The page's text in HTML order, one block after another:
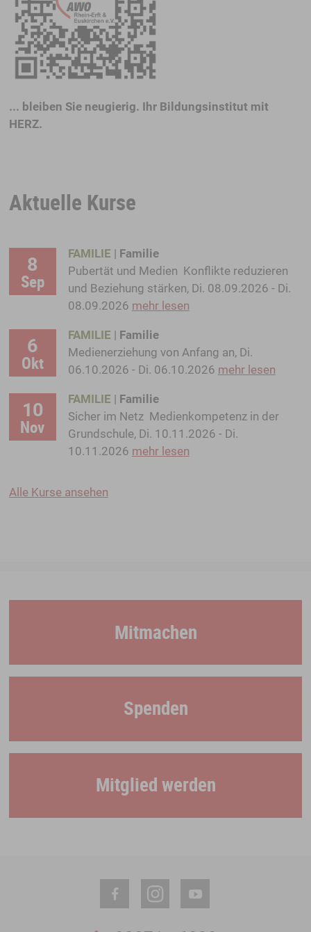
... bleiben Sie neugierig. Ihr Bildungsinstitut mit
HERZ.
Aktuelle Kurse
8
Sep
FAMILIE | Familie
Pubertät und Medien  Konflikte reduzieren
und Beziehung stärken, Di. 08.09.2026 - Di.
08.09.2026 mehr lesen
6
Okt
FAMILIE | Familie
Medienerziehung von Anfang an, Di.
06.10.2026 - Di. 06.10.2026 mehr lesen
10
Nov
FAMILIE | Familie
Sicher im Netz  Medienkompetenz in der
Grundschule, Di. 10.11.2026 - Di.
10.11.2026 mehr lesen
Alle Kurse ansehen
Mitmachen
Spenden
Mitglied werden